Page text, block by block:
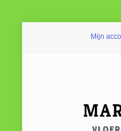
Mijn